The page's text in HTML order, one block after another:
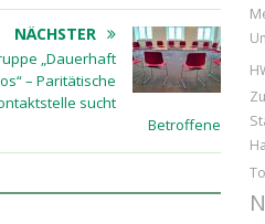
NÄCHSTER
„Dauerhaft
– Paritätische
sucht
Betroffene